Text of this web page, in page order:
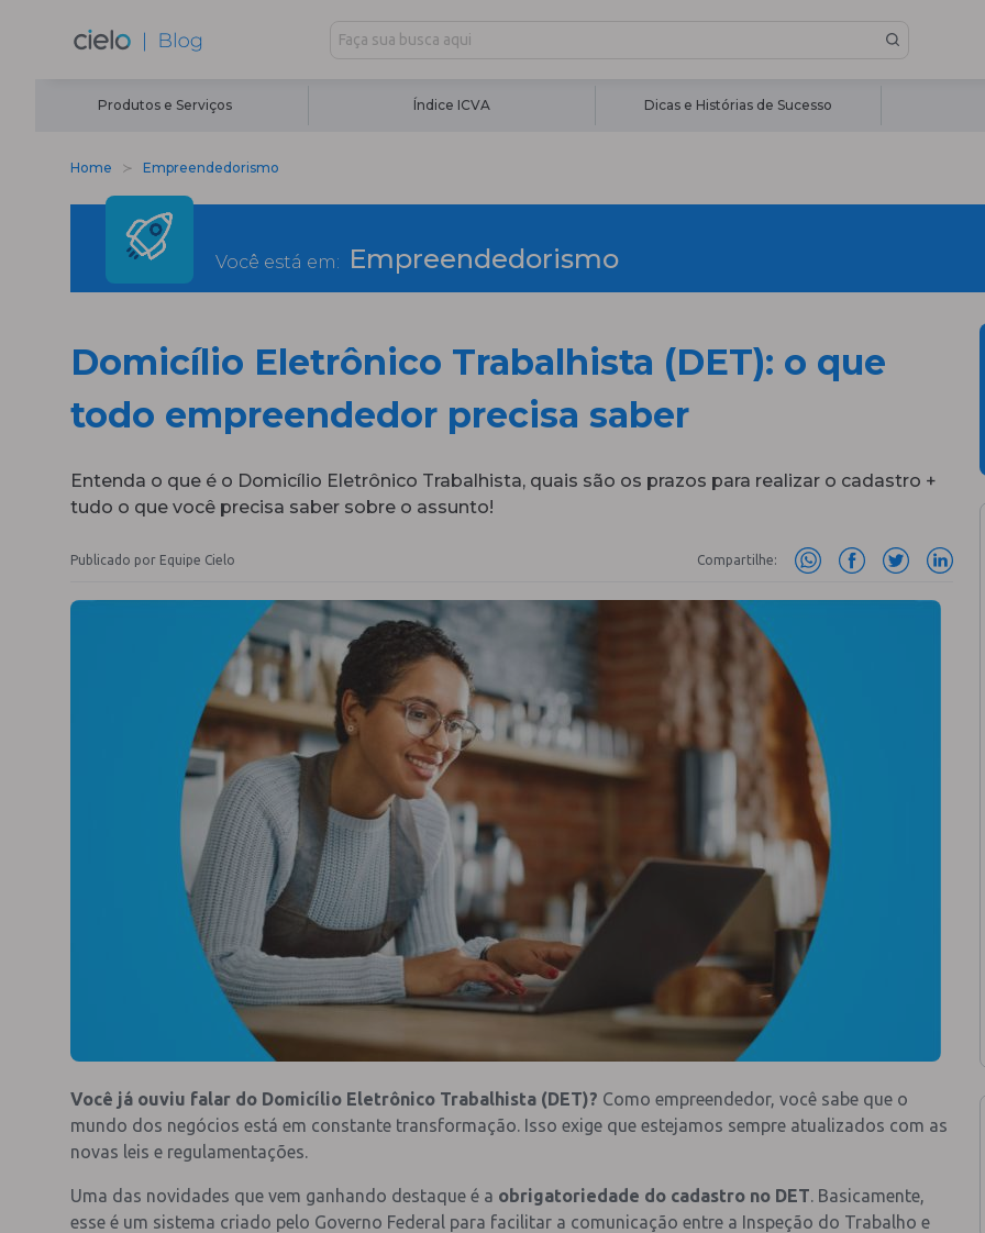
Produtos e Serviços Índice ICVA Dicas e Histórias de Sucesso
Home Empreendedorismo
Você está em: Empreendedorismo
Domicílio Eletrônico Trabalhista (DET): o que
todo empreendedor precisa saber
Entenda o que é o Domicílio Eletrônico Trabalhista, quais são os prazos para realizar o cadastro +
tudo o que você precisa saber sobre o assunto!
Publicado por Equipe Cielo Compartilhe:
Você já ouviu falar do Domicílio Eletrônico Trabalhista (DET)? Como empreendedor, você sabe que o
mundo dos negócios está em constante transformação. Isso exige que estejamos sempre atualizados com as
novas leis e regulamentações.
Uma das novidades que vem ganhando destaque é a obrigatoriedade do cadastro no DET. Basicamente,
esse é um sistema criado pelo Governo Federal para facilitar a comunicação entre a Inspeção do Trabalho e